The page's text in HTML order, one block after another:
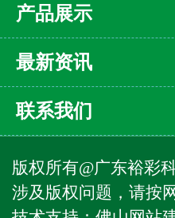
产品展示
最新资讯
联系我们
版权所有@广东裕彩
涉及版权问题，请按